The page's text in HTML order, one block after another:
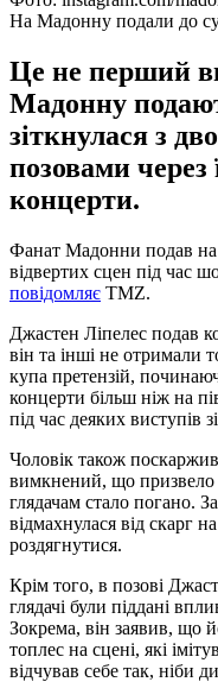
На Мадонну подали до
Це не перший
Мадонну
зіткнулася з
позовами через
концерти.
Фанат Мадонни подав на
відвертих сцен під час
повідомляє TMZ.
Джастен Ліпелес подав
він та інші не отримали
купа претензій,
концерти більш ніж на
під час деяких виступів
Чоловік також
вимкнений, що призвело
глядачам стало погано.
відмахнулася від скарг
роздягнутися.
Крім того, в позові
глядачі були піддані
Зокрема, він заявив, що
топлес на сцені, які
відчував себе так, ніби